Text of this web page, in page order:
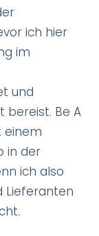
ich hier
im
und
bereist. Be A
einem
in der
ich also
Lieferanten